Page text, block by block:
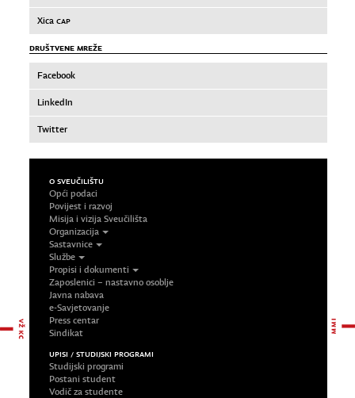
Xica CAP
DRUŠTVENE MREŽE
Facebook
LinkedIn
Twitter
O SVEUČILIŠTU
Opći podaci
Povijest i razvoj
Misija i vizija Sveučilišta
Organizacija
Sastavnice
Službe
Propisi i dokumenti
Zaposlenici – nastavno osoblje
Javna nabava
e-Savjetovanje
Press centar
Sindikat
UPISI / STUDIJSKI PROGRAMI
Studijski programi
Postani student
Vodič za studente